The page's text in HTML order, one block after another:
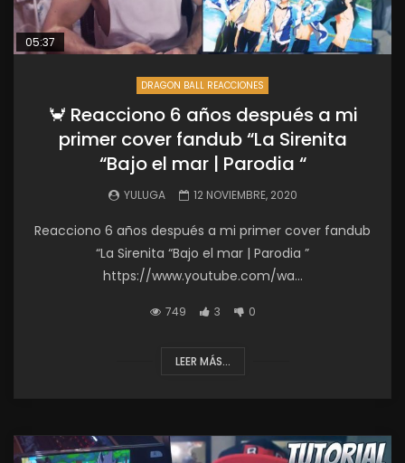
05:37
DRAGON BALL REACCIONES
🦀 Reacciono 6 años después a mi
primer cover fandub “La Sirenita
“Bajo el mar | Parodia “
YULUGA 12 NOVIEMBRE, 2020
Reacciono 6 años después a mi primer cover fandub
“La Sirenita “Bajo el mar | Parodia ”
https://www.youtube.com/wa...
749 3 0
LEER MÁS...